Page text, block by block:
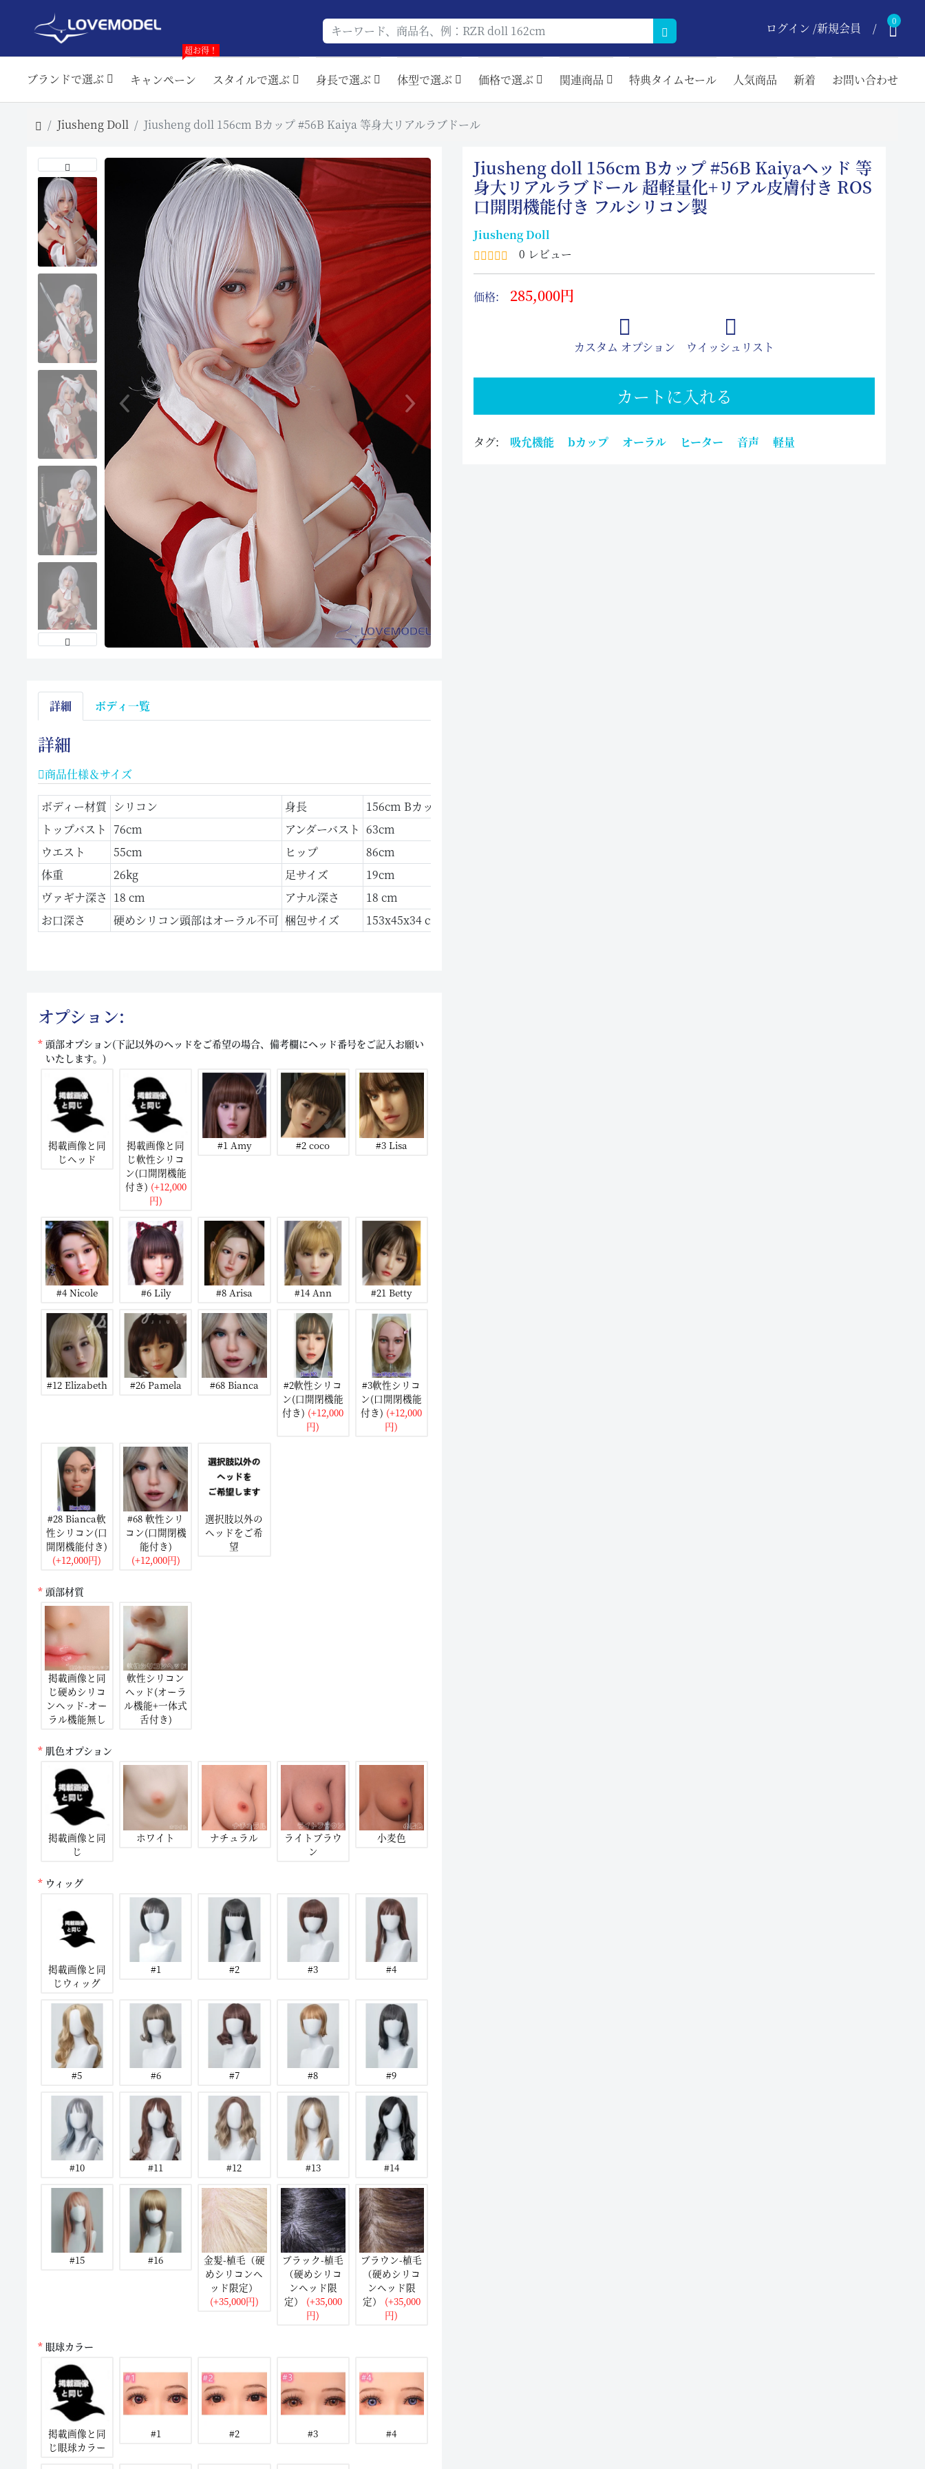
ログイン /新規会員 0
ブランドで選ぶ キャンペーン
超お得！
スタイルで選ぶ 身長で選ぶ 体型で選ぶ 価格で選ぶ 関連商品 特典タイムセール 人気商品 新着 お問い合わせ
Jiusheng Doll Jiusheng doll 156cm Bカップ #56B Kaiya 等身大リアルラブドール
Jiusheng doll 156cm Bカップ #56B Kaiyaヘッド 等
身大リアルラブドール 超軽量化+リアル皮膚付き ROS
口開閉機能付き フルシリコン製
Jiusheng Doll
0 レビュー
価格: 285,000円
カスタム オプション ウイッシュリスト
カートに入れる
タグ: 吸允機能 bカップ オーラル ヒーター 音声 軽量
詳細 ボディ一覧
詳細
商品仕様＆サイズ
ボディー材質 シリコン 身長
156cm Bカップ
トップバスト 76cm アンダーバスト 63cm
ウエスト
55cm ヒップ
86cm
体重
26kg 足サイズ
19cm
ヴァギナ深さ 18 cm アナル深さ
18 cm
お口深さ
硬めシリコン頭部はオーラル不可 梱包サイズ 153x45x34 cm
オプション:
頭部オプション(下記以外のヘッドをご希望の場合、備考欄にヘッド番号をご記入お願い
いたします。)
掲載画像と同
じヘッド
掲載画像と同
じ軟性シリコ
ン(口開閉機能
付き) (+12,000
円)
#1 Amy #2 coco #3 Lisa
#4 Nicole #6 Lily #8 Arisa #14 Ann #21 Betty
#12 Elizabeth #26 Pamela #68 Bianca
#2軟性シリコ
ン(口開閉機能
付き) (+12,000
円)
#3軟性シリコ
ン(口開閉機能
付き) (+12,000
円)
#28 Bianca軟
性シリコン(口
開閉機能付き)
(+12,000円)
#68 軟性シリ
コン(口開閉機
能付き)
(+12,000円)
選択肢以外の
ヘッドをご希
望
頭部材質
掲載画像と同
じ硬めシリコ
ンヘッド-オー
ラル機能無し
軟性シリコン
ヘッド(オーラ
ル機能+一体式
舌付き)
肌色オプション
掲載画像と同
じ
ホワイト ナチュラル
ライトブラウ
ン
小麦色
ウィッグ
掲載画像と同
じウィッグ
#1 #2 #3 #4
#5 #6 #7 #8 #9
#10 #11 #12 #13 #14
#15 #16
金髪-植毛（硬
めシリコンヘ
ッド限定）
(+35,000円)
ブラック-植毛
（硬めシリコ
ンヘッド限
定）
(+35,000
円)
ブラウン-植毛
（硬めシリコ
ンヘッド限
定）
(+35,000
円)
眼球カラー
掲載画像と同
じ眼球カラー
#1 #2 #3 #4